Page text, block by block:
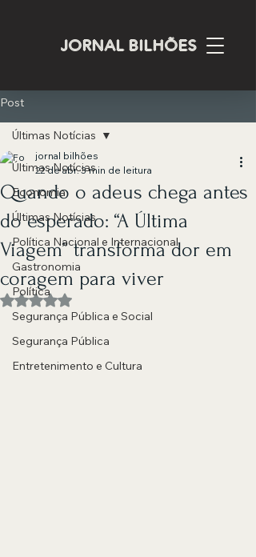
JORNAL BILHÕES
Post
Últimas Notícias
Economia
Últimas Notícias
Política Nacional e Internacional
Gastronomia
Política
Segurança Pública e Social
Segurança Pública
Entretenimento e Cultura
Últimas Notícias
Quando o adeus chega antes
do esperado: “A Última
Viagem” transforma dor em
coragem para viver
jornal bilhões
22 de abr.3 min de leitura
Avaliado com NaN de 5 estrelas.